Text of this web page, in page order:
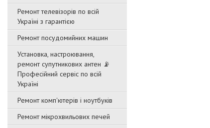
Ремонт телевізорів по всій
Україні з гарантією
Ремонт посудомийних машин
Установка, настроювання,
ремонт супутникових антен 📡
Професійний сервіс по всій
Україні
Ремонт комп'ютерів і ноутбуків
Ремонт мікрохвильових печей